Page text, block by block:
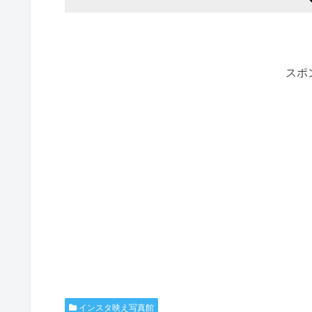
スポ
インスタ映え写真館